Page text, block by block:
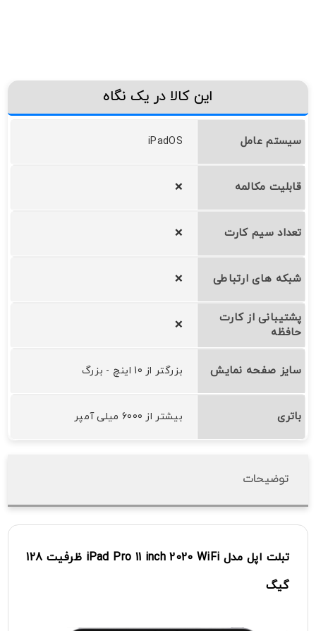
این کالا در یک نگاه
سیستم عامل iPadOS
قابلیت مکالمه ❌
تعداد سیم کارت ❌
شبکه های ارتباطی ❌
پشتیبانی از کارت
حافظه
❌
سایز صفحه نمایش بزرگتر از 10 اینچ - بزرگ
باتری بیشتر از 6000 میلی آمپر
توضیحات
تبلت اپل مدل iPad Pro 11 inch 2020 WiFi
ظرفیت 128
گیگ